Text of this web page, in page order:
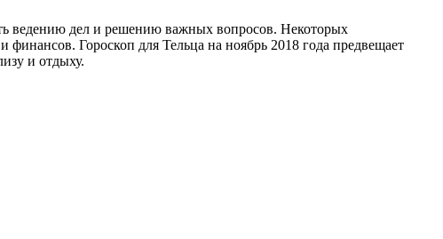
ведению дел и решению важных вопросов. Некоторых
финансов. Гороскоп для Тельца на ноябрь 2018 года предвещает
и отдыху.